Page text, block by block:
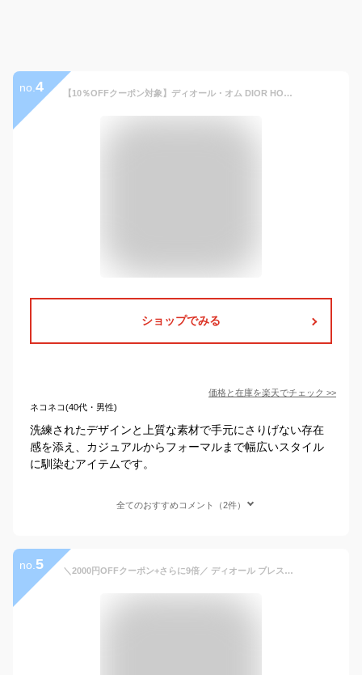
no. 4 【10％OFFクーポン対象】ディオール・オム DIOR HOMME COUTURE ブレスレット アクセサリー レザー ステンレススチール メンズ ブラック系 / シルバー系 B1896HOMLE004 【新品】
ショップでみる
価格と在庫を楽天でチェック >>
ネコネコ(40代・男性)
洗練されたデザインと上質な素材で手元にさりげない存在
感を添え、カジュアルからフォーマルまで幅広いスタイル
に馴染むアイテムです。
全てのおすすめコメント（2件）
no. 5 ＼2000円OFFクーポン+さらに9倍／ ディオール ブレスレット メンズ ブランド Christian Dior ドイツ B1899 シルバー系 アクセサリー